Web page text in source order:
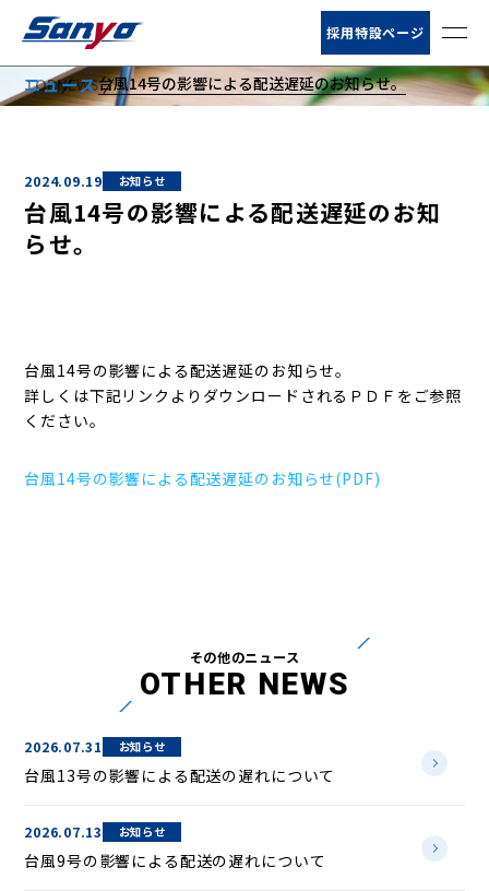
お客様サポート
ニュース
サービス
採用特設ページ
TOPNEWS台風14号の影響による配送遅延のお知らせ。
ニュース
NEWS
2024.09.19 お知らせ
台風14号の影響による配送遅延のお知
らせ。
台風14号の影響による配送遅延のお知らせ。
詳しくは下記リンクよりダウンロードされるＰＤＦをご参照
ください。
台風14号の影響による配送遅延のお知らせ(PDF)
その他のニュース
OTHER NEWS
2026.07.31 お知らせ
台風13号の影響による配送の遅れについて
2026.07.13 お知らせ
台風9号の影響による配送の遅れについて